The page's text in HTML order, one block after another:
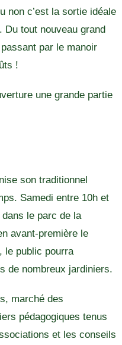
non c’est la sortie idéale
tout nouveau grand
par le manoir
!
une grande partie
son traditionnel
Samedi entre 10h et
dans le parc de la
avant-première le
le public pourra
de nombreux jardiniers.
marché des
pédagogiques tenus
et les conseils